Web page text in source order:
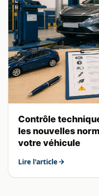
Contrôle
les nouvelles
votre véhicule
Lire l'article